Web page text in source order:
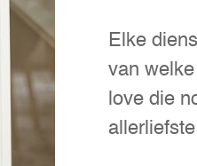
Elke
van welke
love die